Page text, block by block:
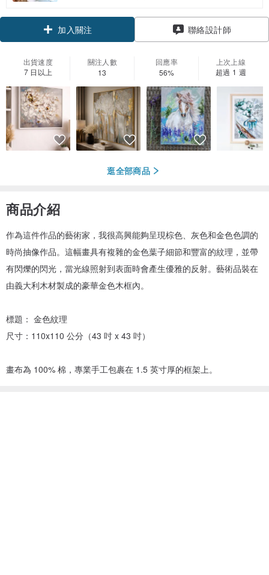
加入關注 聯絡設計師
出貨速度
7 日以上
關注人數
13
回應率
56%
上次上線
超過 1 週
逛全部商品
商品介紹
作為這件作品的藝術家，我很高興能夠呈現棕色、灰色和金色色調的
時尚抽像作品。這幅畫具有複雜的金色葉子細節和豐富的紋理，並帶
有閃爍的閃光，當光線照射到表面時會產生優雅的反射。藝術品裝在
由義大利木材製成的豪華金色木框內。
標題： 金色紋理
尺寸：110x110 公分（43 吋 x 43 吋）
畫布為 100% 棉，專業手工包裹在 1.5 英寸厚的框架上。